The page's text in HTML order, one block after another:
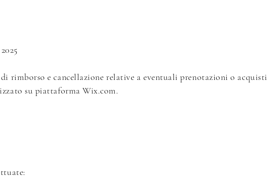
rimborso e cancellazione relative a eventuali prenotazioni o
su piattaforma Wix.com.